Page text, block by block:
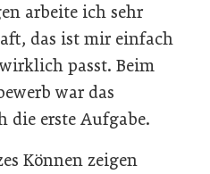
arbeite ich sehr
das ist mir einfach
passt. Beim
war das
die erste Aufgabe.
Können zeigen